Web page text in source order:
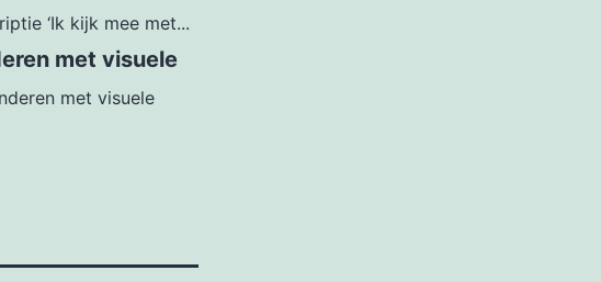
‘Ik kijk mee met...
met visuele
met visuele